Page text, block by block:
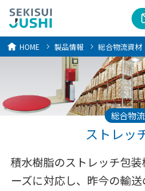
メニュー
HOME 製品情報 総合物流資材
総合物
ストレッ
積水樹脂のストレッチ包
ーズに対応し、昨今の輸